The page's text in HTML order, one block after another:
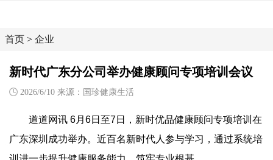
首页 > 企业
新时代广东分公司举办健康顾问专项培训会议
2026/6/10 来源：国珍健康生活
道道网讯 6月6日至7日，新时优品健康顾问专项培训在
广东深圳成功举办。近百名新时代人参与学习，通过系统培